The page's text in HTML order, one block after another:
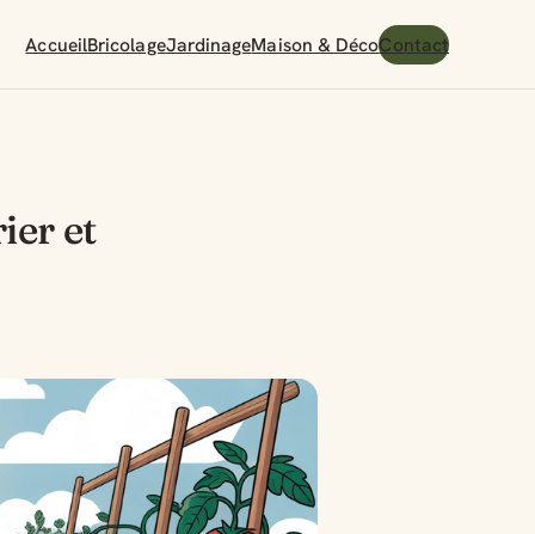
AccueilBricolageJardinageMaison & DécoContact
et